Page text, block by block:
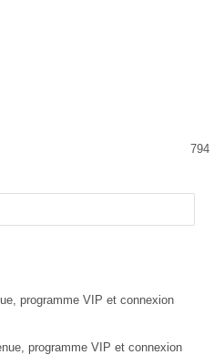
794
programme VIP et connexion
programme VIP et connexion